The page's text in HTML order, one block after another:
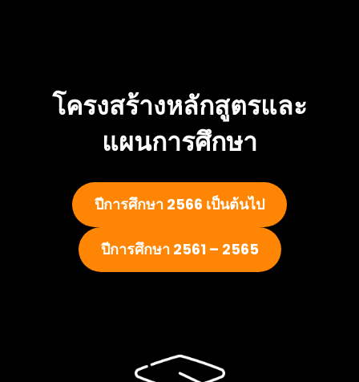
โครงสร้างหลักสูตรและ
แผนการศึกษา
ปีการศึกษา 2566 เป็นต้นไป
ปีการศึกษา 2561 – 2565